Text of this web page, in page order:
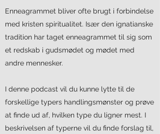
Enneagrammet bliver ofte brugt i forbindelse
med kristen spiritualitet. Især den ignatianske
tradition har taget enneagrammet til sig som
et redskab i gudsmødet og mødet med
andre mennesker.
I denne podcast vil du kunne lytte til de
forskellige typers handlingsmønster og prøve
at finde ud af, hvilken type du ligner mest. I
beskrivelsen af typerne vil du finde forslag til,